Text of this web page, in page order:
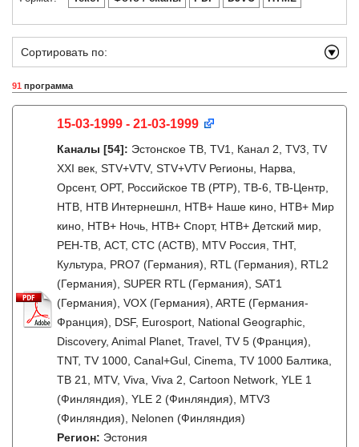
Сортировать по:
91 программа
15-03-1999 - 21-03-1999
Каналы [54]: Эстонское ТВ, TV1, Канал 2, TV3, TV
XXI век, STV+VTV, STV+VTV Регионы, Нарва,
Орсент, ОРТ, Российское ТВ (РТР), ТВ-6, ТВ-Центр,
НТВ, НТВ Интернешнл, НТВ+ Наше кино, НТВ+ Мир
кино, НТВ+ Ночь, НТВ+ Спорт, НТВ+ Детский мир,
РЕН-ТВ, АСТ, СТС (АСТВ), MTV Россия, ТНТ,
Культура, PRO7 (Германия), RTL (Германия), RTL2
(Германия), SUPER RTL (Германия), SAT1
(Германия), VOX (Германия), ARTE (Германия-
Франция), DSF, Eurosport, National Geographic,
Discovery, Animal Planet, Travel, TV 5 (Франция),
TNT, TV 1000, Canal+Gul, Cinema, TV 1000 Балтика,
ТВ 21, MTV, Viva, Viva 2, Cartoon Network, YLE 1
(Финляндия), YLE 2 (Финляндия), MTV3
(Финляндия), Nelonen (Финляндия)
Регион: Эстония